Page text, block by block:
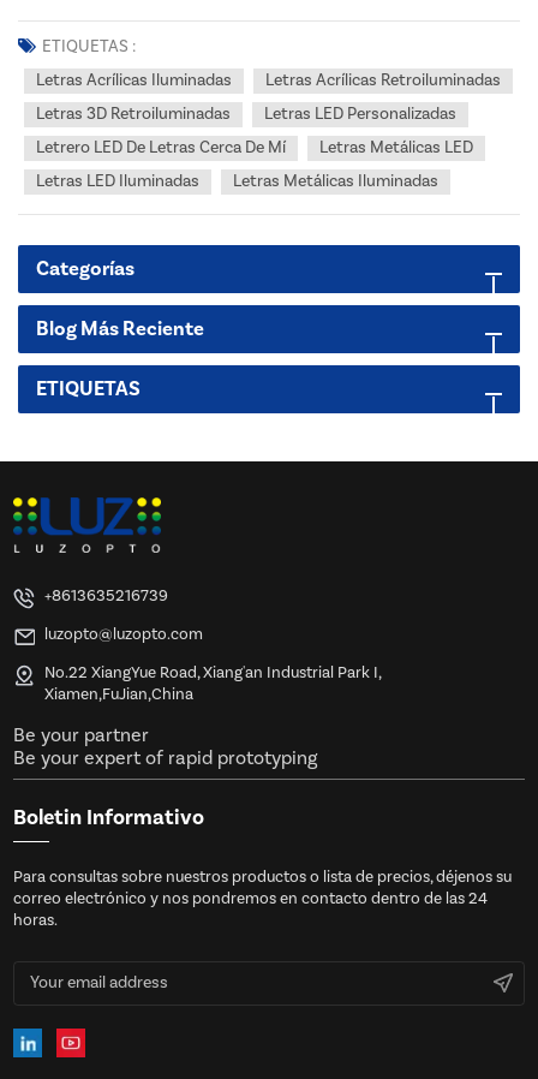
equipo de ingeniería de I+D de LUZ | Publicado: junio de 2026 |
Fabricante: Xiamen LUZ Opto-Electronic Technologies Co.,LTD
(fabricante de letreros LED con más de 23 a...
ETIQUETAS :
Letras Acrílicas Iluminadas
Letras Acrílicas Retroiluminadas
Letras 3D Retroiluminadas
Letras LED Personalizadas
Letrero LED De Letras Cerca De Mí
Letras Metálicas LED
Letras LED Iluminadas
Letras Metálicas Iluminadas
Categorías
Blog Más Reciente
ETIQUETAS
+8613635216739
luzopto@luzopto.com
No.22 XiangYue Road, Xiang'an Industrial Park I,
Xiamen,FuJian,China
Be your partner
Be your expert of rapid prototyping
Boletin Informativo
Para consultas sobre nuestros productos o lista de precios, déjenos su
correo electrónico y nos pondremos en contacto dentro de las 24
horas.